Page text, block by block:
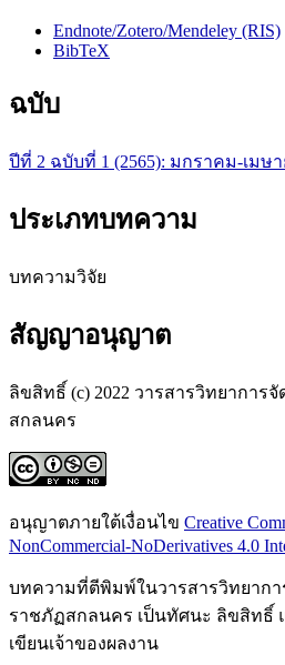
Endnote/Zotero/Mendeley (RIS)
BibTeX
ฉบับ
ปีที่ 2 ฉบับที่ 1 (2565): มกราคม-เมษา
ประเภทบทความ
บทความวิจัย
สัญญาอนุญาต
ลิขสิทธิ์ (c) 2022 วารสารวิทยาการ
สกลนคร
อนุญาตภายใต้เงื่อนไข Creative
NonCommercial-NoDerivatives 4.0
บทความที่ตีพิมพ์ในวารสารวิทยากา
ราชภัฏสกลนคร เป็นทัศนะ ลิขสิทธิ์
เขียนเจ้าของผลงาน